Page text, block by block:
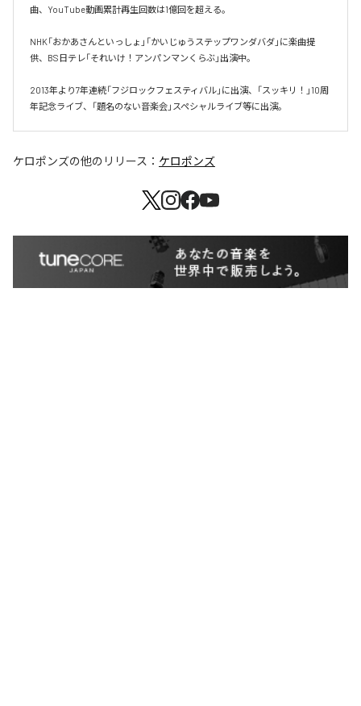
曲、YouTube動画累計再生回数は1億回を超える。
NHK「おかあさんといっしょ」「かいじゅうステップワンダバダ」に楽曲提
供、BS日テレ「それいけ！アンパンマンくらぶ」出演中。
2013年より7年連続「フジロックフェスティバル」に出演、「スッキリ！」10周
年記念ライブ、「題名のない音楽会」スペシャルライブ等に出演。
ケロポンズの他のリリース： ケロポンズ